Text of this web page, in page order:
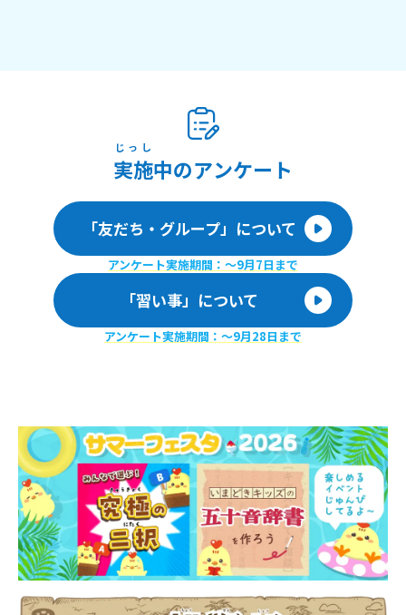
実施
じっし
中のアンケート
「友だち・グループ」について
アンケート実施期間：〜9月7日まで
「習い事」について
アンケート実施期間：〜9月28日まで